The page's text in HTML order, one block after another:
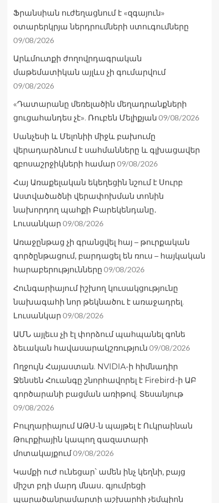
Ֆրանսիան ուժեղացնում է «զգայուն»
օտարերկրյա ներդրումների ստուգումները
09/08/2026
Արևմուտքի ժողովրդագրական
մաթեմատիկան այլևս չի գումարվում
09/08/2026
«Դատարանը մեռելածին մեղադրանքների
ցուցահանդես չէ». Ռուբեն Մելիքյան 09/08/2026
Սանչեսի և Մելոնիի միջև բախումը
վերադարձնում է սահմանները և գլխացավեր
զբոսաշրջիկների համար 09/08/2026
Հայ Առաքելական եկեղեցին նշում է Սուրբ
Աստվածածնի վերափոխման տոնին
նախորդող պահքի Բարեկենդանը․
Լուսանկար 09/08/2026
Առաջընթաց չի գրանցվել հայ – թուրքական
գործընթացում, բարդացել են ռուս – հայկական
հարաբերությունները 09/08/2026
Հունգարիայում իշխող կուսակցությունը
նախագահի նոր թեկնածու է առաջադրել.
Լուսանկար 09/08/2026
ԱՄՆ այլեւս չի էլ փորձում պահպանել գոնե
ձեւական հավասարակշռություն 09/08/2026
Ողջույն Հայաստան. NVIDIA-ի հիմնադիր
Ջենսեն Հուանգը շնորհավորել է Firebird-ի ԱԲ
գործարանի բացման առիթով. Տեսանյութ
09/08/2026
Բուլղարիայում ԱԹՍ-ն պայթել է Ուկրաինան
Թուրքիային կապող գազատարի
մոտակայքում09/08/2026
Կամքի ուժ ունեցար՝ ամեն ինչ կեղնի, բայց
միշտ բդի մարդ մնաս․ գյումրեցի
պարածանրամարտի աշխարհի չեմպիոն